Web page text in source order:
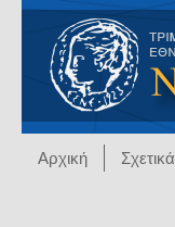
Αρχική Σχετικά